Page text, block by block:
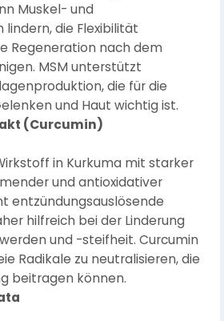
Muskel- und
die Flexibilität
Regeneration nach dem
MSM unterstützt
die für die
und Haut wichtig ist.
(Curcumin)
in Kurkuma mit starker
und antioxidativer
entzündungsauslösende
hilfreich bei der Linderung
und -steifheit. Curcumin
Radikale zu neutralisieren, die
beitragen können.